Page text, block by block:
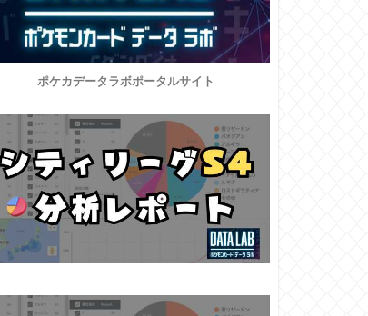
ポケカデータラボポータルサイト